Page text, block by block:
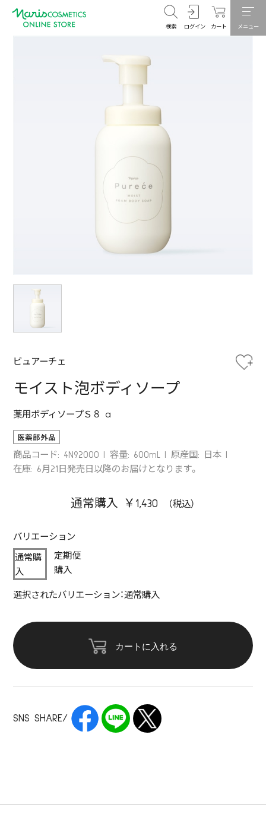
検索 ログイン カート メニュー
ピュアーチェ
モイスト泡ボディソープ
薬用ボディソープＳ８ a
商品コード: 4N92000 容量: 600mL
原産国: 日本
在庫: 6月21日発売日以降のお届けとなります。
通常購入 ￥1,430
バリエーション
通常購
入
定期便
購入
選択されたバリエーション：通常購入
カートに入れる
SNS SHARE/